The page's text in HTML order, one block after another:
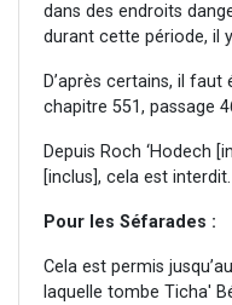
dans des endroits
durant cette période, il
D’après certains, il faut
chapitre 551, passage
Depuis Roch ‘Hodech
[inclus], cela est interdit.
Pour les Séfarades :
Cela est permis
laquelle tombe Ticha'